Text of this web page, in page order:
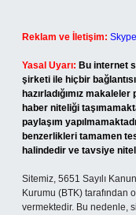
Reklam ve İletişim:
Yasal Uyarı: Bu internet
şirketi ile hiçbir
hazırladığımız
haber niteliği
paylaşım
benzerlikleri tamamen
halindedir ve tavsiye
Sitemiz, 5651 Sayılı
Kurumu (BTK) tarafından
vermektedir. Bu nedenle,